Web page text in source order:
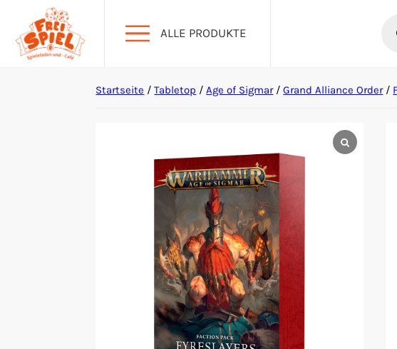
ALLE PRODUKTE
Startseite /Tabletop /Age of Sigmar/Grand Alliance Order/